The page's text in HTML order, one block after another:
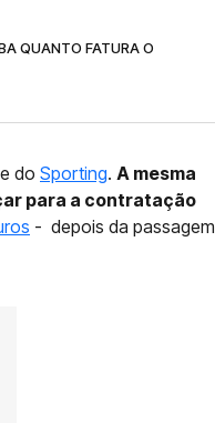
QUANTO FATURA O
do Sporting. A mesma
para a contratação
- depois da passagem